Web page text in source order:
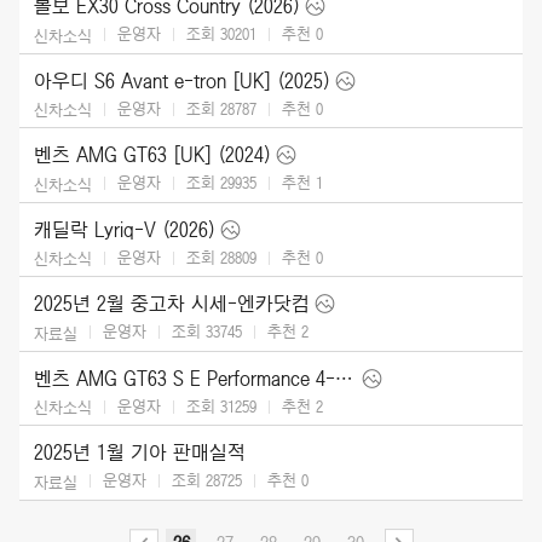
볼보 EX30 Cross Country (2026)
신차소식 운영자 조회 30201 추천 0
아우디 S6 Avant e-tron [UK] (2025)
신차소식 운영자 조회 28787 추천 0
벤츠 AMG GT63 [UK] (2024)
신차소식 운영자 조회 29935 추천 1
캐딜락 Lyriq-V (2026)
신차소식 운영자 조회 28809 추천 0
2025년 2월 중고차 시세-엔카닷컴
자료실 운영자 조회 33745 추천 2
벤츠 AMG GT63 S E Performance 4-Door (2025)
신차소식 운영자 조회 31259 추천 2
2025년 1월 기아 판매실적
자료실 운영자 조회 28725 추천 0